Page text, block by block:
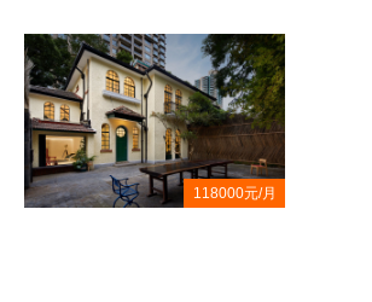
118000元/月